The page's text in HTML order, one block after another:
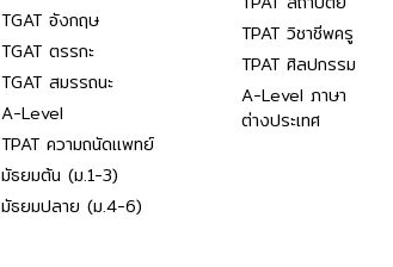
TGAT อังกฤษ
TGAT ตรรกะ
TGAT สมรรถนะ
A-Level
TPAT ความถนัดแพทย์
มัธยมต้น (ม.1-3)
มัธยมปลาย (ม.4-6)
TPAT วิชาชีพครู
TPAT ศิลปกรรม
A-Level ภาษา
ต่างประเทศ